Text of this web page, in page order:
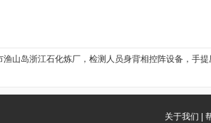
山岛浙江石化炼厂，检测人员身背相控阵设备，手
关于我们 |